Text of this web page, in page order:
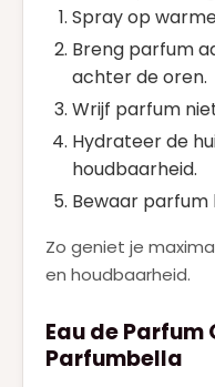
Spray op
Breng parfum
achter de oren.
Wrijf parfum
Hydrateer de
houdbaarheid.
Bewaar parfum
Zo geniet je
en houdbaarheid.
Eau de Parfum
Parfumbella